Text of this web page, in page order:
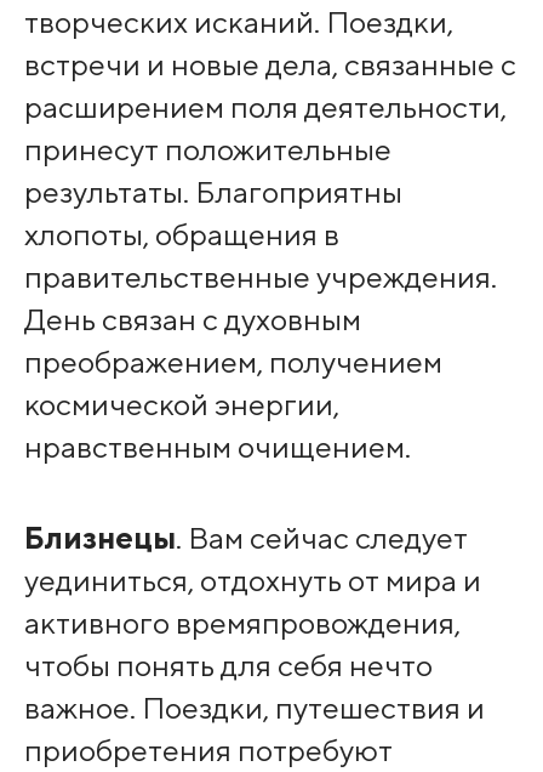
творческих исканий. Поездки,
встречи и новые дела, связанные с
расширением поля деятельности,
принесут положительные
результаты. Благоприятны
хлопоты, обращения в
правительственные учреждения.
День связан с духовным
преображением, получением
космической энергии,
нравственным очищением.
Близнецы. Вам сейчас следует
уединиться, отдохнуть от мира и
активного времяпровождения,
чтобы понять для себя нечто
важное. Поездки, путешествия и
приобретения потребуют